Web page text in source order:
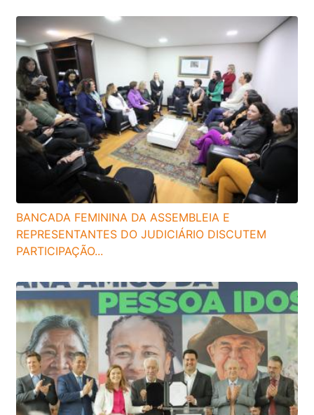
BANCADA FEMININA DA ASSEMBLEIA E
REPRESENTANTES DO JUDICIÁRIO DISCUTEM
PARTICIPAÇÃO...